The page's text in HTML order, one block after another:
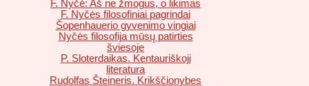
F. Nyčė: Aš ne žmogus, o likimas
F. Nyčės filosofiniai pagrindai
Šopenhauerio gyvenimo vingiai
Nyčės filosofija mūsų patirties
šviesoje
P. Sloterdaikas. Kentauriškoji
literatura
Rudolfas Šteineris. Krikščionybes